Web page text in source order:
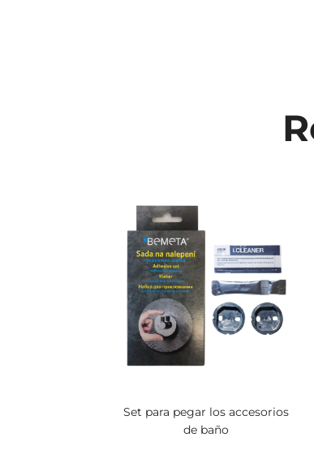
Set para pegar los accesorios
de baño